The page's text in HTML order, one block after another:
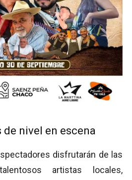
nivel en escena
disfrutarán de las
artistas locales,